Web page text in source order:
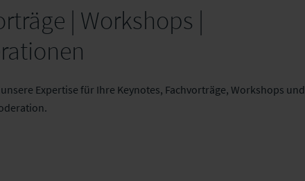
| Workshops |
Expertise für Ihre Keynotes, Fachvorträge, Workshops und